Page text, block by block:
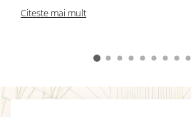
Citeste mai mult